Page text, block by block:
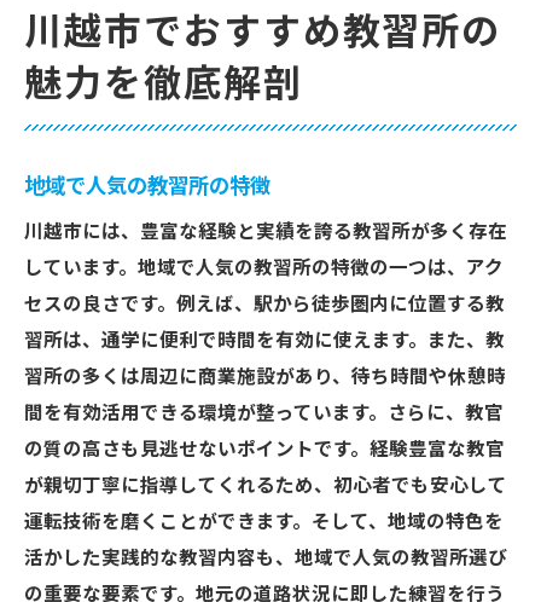
川越市でおすすめ教習所の
魅力を徹底解剖
地域で人気の教習所の特徴
川越市には、豊富な経験と実績を誇る教習所が多く存在
しています。地域で人気の教習所の特徴の一つは、アク
セスの良さです。例えば、駅から徒歩圏内に位置する教
習所は、通学に便利で時間を有効に使えます。また、教
習所の多くは周辺に商業施設があり、待ち時間や休憩時
間を有効活用できる環境が整っています。さらに、教官
の質の高さも見逃せないポイントです。経験豊富な教官
が親切丁寧に指導してくれるため、初心者でも安心して
運転技術を磨くことができます。そして、地域の特色を
活かした実践的な教習内容も、地域で人気の教習所選び
の重要な要素です。地元の道路状況に即した練習を行う